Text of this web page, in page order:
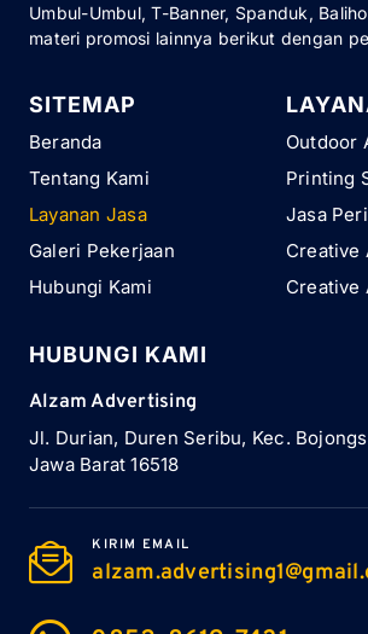
Umbul-Umbul, T-Banner, Spanduk,
materi promosi lainnya berikut dengan
SITEMAP
Beranda
Tentang Kami
Layanan Jasa
Galeri Pekerjaan
Hubungi Kami
Outdoor
Printing
Jasa
Creative
Creative
HUBUNGI KAMI
Alzam Advertising
Jl. Durian, Duren Seribu, Kec.
Jawa Barat 16518
KIRIM EMAIL